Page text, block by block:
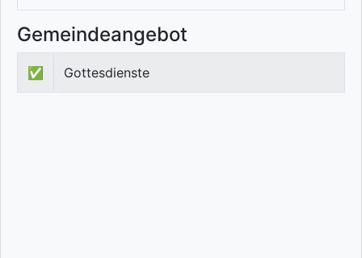
Gemeindeangebot
✅ Gottesdienste